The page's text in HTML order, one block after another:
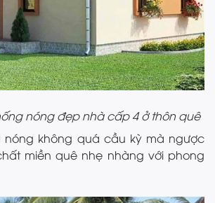
nóng đẹp nhà cấp 4 ở thôn quê
nóng không quá cầu kỳ mà ngược
miền quê nhẹ nhàng với phong